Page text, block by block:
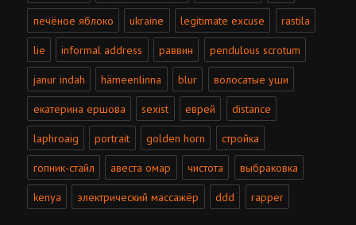
печёное яблоко ukraine legitimate excuse rastila
lie informal address раввин pendulous scrotum
janur indah hämeenlinna blur волосатые уши
екатерина ершова sexist еврей distance
laphroaig portrait golden horn стройка
гопник-стайл авеста омар чистота выбраковка
kenya электрический массажёр ddd rapper